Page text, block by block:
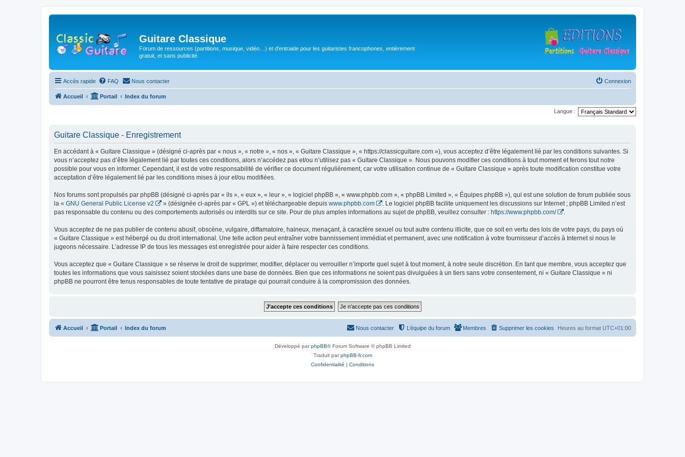
Guitare Classique
Forum de ressources (partitions, musique, vidéo…) et d'entraide pour les guitaristes francophones, entièrement
gratuit, et sans publicité.
Accès rapide FAQ Nous contacter Connexion
Accueil Portail Index du forum
Langue :
Guitare Classique - Enregistrement
En accédant à « Guitare Classique » (désigné ci-après par « nous », « notre », « nos », « Guitare Classique », « https://classicguitare.com »), vous acceptez d’être légalement lié par les conditions suivantes. Si
vous n’acceptez pas d’être légalement lié par toutes ces conditions, alors n’accédez pas et/ou n’utilisez pas « Guitare Classique ». Nous pouvons modifier ces conditions à tout moment et ferons tout notre
possible pour vous en informer. Cependant, il est de votre responsabilité de vérifier ce document régulièrement, car votre utilisation continue de « Guitare Classique » après toute modification constitue votre
acceptation d’être légalement lié par les conditions mises à jour et/ou modifiées.
Nos forums sont propulsés par phpBB (désigné ci-après par « ils », « eux », « leur », « logiciel phpBB », « www.phpbb.com », « phpBB Limited », « Équipes phpBB »), qui est une solution de forum publiée sous
la « GNU General Public License v2 » (désignée ci-après par « GPL ») et téléchargeable depuis www.phpbb.com
. Le logiciel phpBB facilite uniquement les discussions sur Internet ; phpBB Limited n’est
pas responsable du contenu ou des comportements autorisés ou interdits sur ce site. Pour de plus amples informations au sujet de phpBB, veuillez consulter : https://www.phpbb.com/ .
Vous acceptez de ne pas publier de contenu abusif, obscène, vulgaire, diffamatoire, haineux, menaçant, à caractère sexuel ou tout autre contenu illicite, que ce soit en vertu des lois de votre pays, du pays où
« Guitare Classique » est hébergé ou du droit international. Une telle action peut entraîner votre bannissement immédiat et permanent, avec une notification à votre fournisseur d’accès à Internet si nous le
jugeons nécessaire. L’adresse IP de tous les messages est enregistrée pour aider à faire respecter ces conditions.
Vous acceptez que « Guitare Classique » se réserve le droit de supprimer, modifier, déplacer ou verrouiller n’importe quel sujet à tout moment, à notre seule discrétion. En tant que membre, vous acceptez que
toutes les informations que vous saisissez soient stockées dans une base de données. Bien que ces informations ne soient pas divulguées à un tiers sans votre consentement, ni « Guitare Classique » ni
phpBB ne pourront être tenus responsables de toute tentative de piratage qui pourrait conduire à la compromission des données.
Accueil Portail Index du forum Heures au format UTC+01:00
Supprimer les cookies
Membres
L’équipe du forum
Nous contacter
Développé parphpBB® Forum Software © phpBB Limited
Traduit parphpBB-fr.com
Confidentialité | Conditions